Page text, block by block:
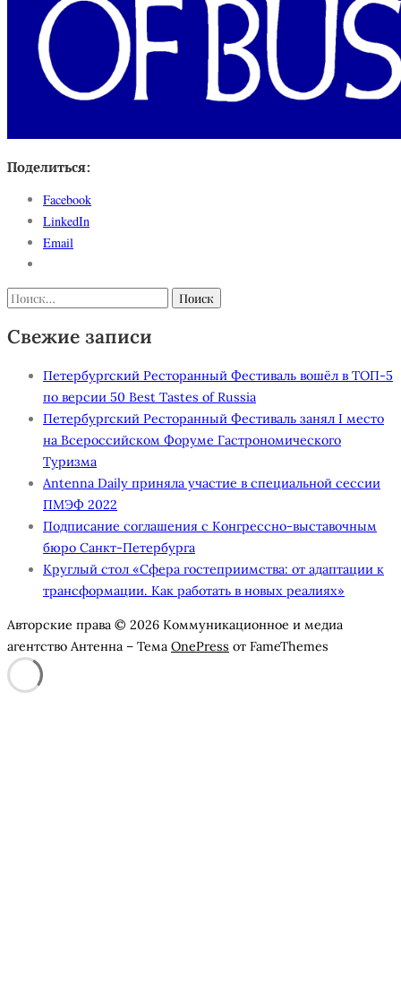
Поделиться:
Facebook
LinkedIn
Email
Найти:
Свежие записи
Петербургский Ресторанный Фестиваль вошёл в ТОП-5
по версии 50 Best Tastes of Russia
Петербургский Ресторанный Фестиваль занял I место
на Всероссийском Форуме Гастрономического
Туризма
Antenna Daily приняла участие в специальной сессии
ПМЭФ 2022
Подписание соглашения с Конгрессно-выставочным
бюро Санкт-Петербурга
Круглый стол «Сфера гостеприимства: от адаптации к
трансформации. Как работать в новых реалиях»
Авторские права © 2026 Коммуникационное и медиа
агентство Антенна – Тема OnePress от FameThemes